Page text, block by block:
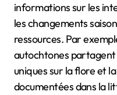
informations sur les
les changements
ressources. Par
autochtones
uniques sur la flore et
documentées dans la